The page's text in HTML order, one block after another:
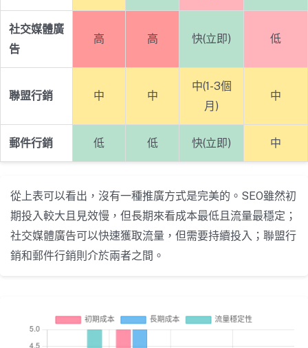
社交媒體廣
告
高 高 快(立即) 低
聯盟行銷 中 中
中(1-3個
月)
中
郵件行銷 低 低 快(立即) 中
從上表可以看出，沒有一種推廣方式是完美的。SEO雖然初
期投入較大且見效慢，但長期來看成本最低且流量最穩定；
社交媒體廣告可以快速獲取流量，但需要持續投入；聯盟行
銷和郵件行銷則介於兩者之間。